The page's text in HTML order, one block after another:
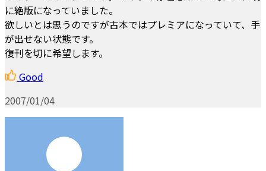
に絶版になっていました。
欲しいとは思うのですが古本ではプレミアになっていて、手
が出せない状態です。
復刊を切に希望します。
Good
2007/01/04